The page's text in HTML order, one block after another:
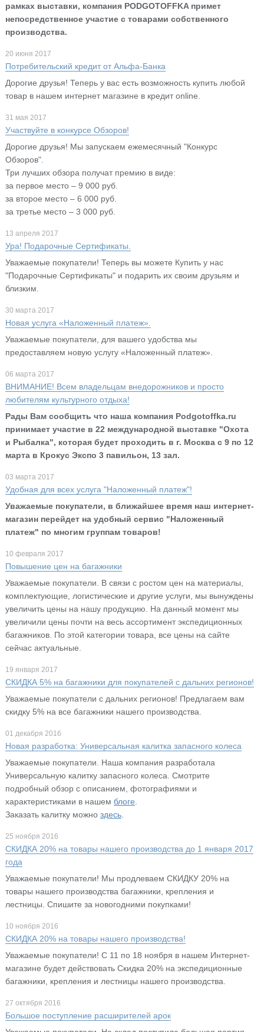
рамках выставки, компания PODGOTOFFKA примет
непосредственное участие с товарами собственного
производства.
20 июня 2017
Потребительский кредит от Альфа-Банка
Дорогие друзья! Теперь у вас есть возможность купить любой
товар в нашем интернет магазине в кредит online.
31 мая 2017
Участвуйте в конкурсе Обзоров!
Дорогие друзья! Мы запускаем ежемесячный "Конкурс
Обзоров".
Три лучших обзора получат премию в виде:
за первое место – 9 000 руб.
за второе место – 6 000 руб.
за третье место – 3 000 руб.
13 апреля 2017
Ура! Подарочные Сертификаты.
Уважаемые покупатели! Теперь вы можете Купить у нас
"Подарочные Сертификаты" и подарить их своим друзьям и
близким.
30 марта 2017
Новая услуга «Наложенный платеж».
Уважаемые покупатели, для вашего удобства мы
предоставляем новую услугу «Наложенный платеж».
06 марта 2017
ВНИМАНИЕ! Всем владельцам внедорожников и просто
любителям культурного отдыха!
Рады Вам сообщить что наша компания Podgotoffka.ru
принимает участие в 22 международной выставке "Охота
и Рыбалка", которая будет проходить в г. Москва с 9 по 12
марта в Крокус Экспо 3 павильон, 13 зал.
03 марта 2017
Удобная для всех услуга "Наложенный платеж"!
Уважаемые покупатели, в ближайшее время наш интернет-
магазин перейдет на удобный сервис "Наложенный
платеж" по многим группам товаров!
10 февраля 2017
Повышение цен на багажники
Уважаемые покупатели. В связи с ростом цен на материалы,
комплектующие, логистические и другие услуги, мы вынуждены
увеличить цены на нашу продукцию. На данный момент мы
увеличили цены почти на весь ассортимент экспедиционных
багажников. По этой категории товара, все цены на сайте
сейчас актуальные.
19 января 2017
СКИДКА 5% на багажники для покупателей с дальних регионов!
Уважаемые покупатели с дальних регионов! Предлагаем вам
скидку 5% на все багажники нашего производства.
01 декабря 2016
Новая разработка: Универсальная калитка запасного колеса
Уважаемые покупатели. Наша компания разработала
Универсальную калитку запасного колеса. Смотрите
подробный обзор с описанием, фотографиями и
характеристиками в нашем блоге
Заказать калитку можно здесь.
25 ноября 2016
СКИДКА 20% на товары нашего производства до 1 января 2017
года
Уважаемые покупатели! Мы продлеваем СКИДКУ 20% на
товары нашего производства багажники, крепления и
лестницы. Спишите за новогодними покупками!
10 ноября 2016
СКИДКА 20% на товары нашего производства!
Уважаемые покупатели! С 11 по 18 ноября в нашем Интернет-
магазине будет действовать Скидка 20% на экспедиционные
багажники, крепления и лестницы нашего производства.
27 октября 2016
Большое поступление расширителей арок